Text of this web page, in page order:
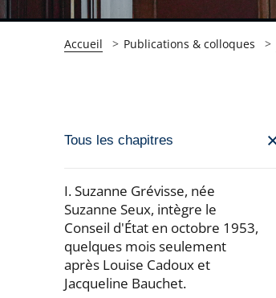
Accueil Publications & colloques
Passer
navigation
de
l'article
pour
arriver
Tous les chapitres
I. Suzanne Grévisse, née
Suzanne Seux, intègre le
Conseil d'État en octobre 1953,
quelques mois seulement
après Louise Cadoux et
Jacqueline Bauchet.